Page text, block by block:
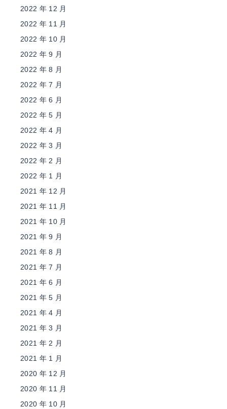
2022 年 12 月
2022 年 11 月
2022 年 10 月
2022 年 9 月
2022 年 8 月
2022 年 7 月
2022 年 6 月
2022 年 5 月
2022 年 4 月
2022 年 3 月
2022 年 2 月
2022 年 1 月
2021 年 12 月
2021 年 11 月
2021 年 10 月
2021 年 9 月
2021 年 8 月
2021 年 7 月
2021 年 6 月
2021 年 5 月
2021 年 4 月
2021 年 3 月
2021 年 2 月
2021 年 1 月
2020 年 12 月
2020 年 11 月
2020 年 10 月